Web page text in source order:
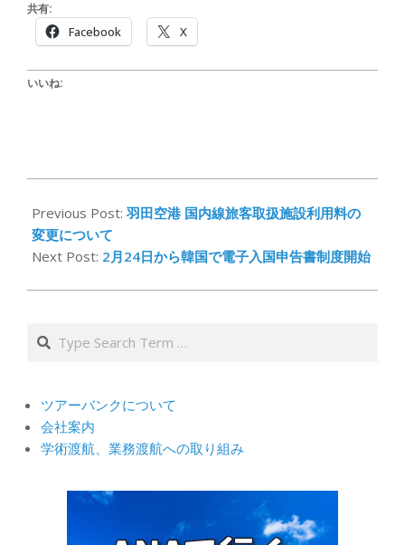
共有:
Facebook X
いいね:
02-
20
Previous Post: 羽田空港 国内線旅客取扱施設利用料の
変更について
Next Post: 2月24日から韓国で電子入国申告書制度開始
Search
ツアーバンクについて
会社案内
学術渡航、業務渡航への取り組み